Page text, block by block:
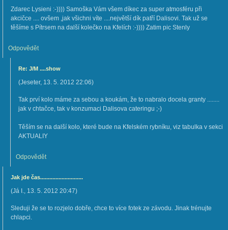
Zdarec Lysieni :-)))) Samoška Vám všem díkec za super atmosféru při
akcičce .... ovšem ,jak všichni víte ....největší dík patří Dalisovi. Tak už se
těšíme s Pítrsem na další kolečko na Kfelích :-)))) Zatim pic Stenly
Odpovědět
Re: J/M ....show
(Jeseter, 13. 5. 2012 22:06)
Tak prví kolo máme za sebou a koukám, že to nabralo docela granty ........
jak v chtačce, tak v konzumaci Dalisova cateringu ;-)
Těším se na další kolo, které bude na Kfelském rybníku, viz tabulka v sekci
AKTUALIY
Odpovědět
Jak jde čas............................
(Já I., 13. 5. 2012 20:47)
Sleduji že se to rozjelo dobře, chce to více fotek ze závodu. Jinak trénujte
chlapci.